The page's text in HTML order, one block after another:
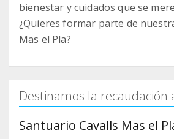
bienestar y cuidados que se
¿Quieres formar parte de
Mas el Pla?
Destinamos la recaudación
Santuario Cavalls Mas el